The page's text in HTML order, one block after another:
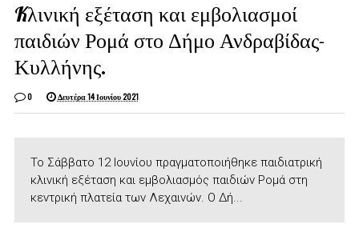
Kλινική εξέταση και εμβολιασμοί
παιδιών Ρομά στο Δήμο Ανδραβίδας-
Κυλλήνης.
0 Δευτέρα 14 Ιουνίου 2021
Το Σάββατο 12 Ιουνίου πραγματοποιήθηκε παιδιατρική
κλινική εξέταση και εμβολιασμός παιδιών Ρομά στη
κεντρική πλατεία των Λεχαινών. Ο Δή...